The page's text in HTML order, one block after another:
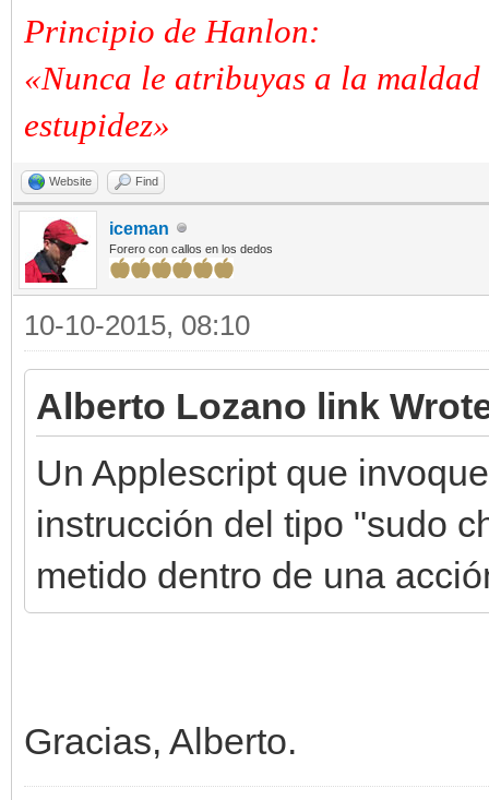
Principio de Hanlon:
«Nunca le atribuyas a la
estupidez»
Website Find
iceman
Forero con callos en los dedos
10-10-2015, 08:10
Alberto Lozano link
Un Applescript que
instrucción del tipo "sudo
metido dentro de una
Gracias, Alberto.